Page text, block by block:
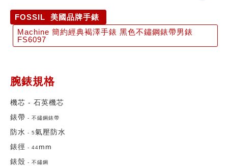
FOSSIL 美國品牌手錶
Machine 簡約經典褐澤手錶 黑色不鏽鋼錶帶男錶
FS6097
腕錶規格
機芯 - 石英機芯
錶帶 - 不鏽鋼錶帶
防水 - 5氣壓防水
錶徑 - 44mm
錶殼 - 不鏽鋼